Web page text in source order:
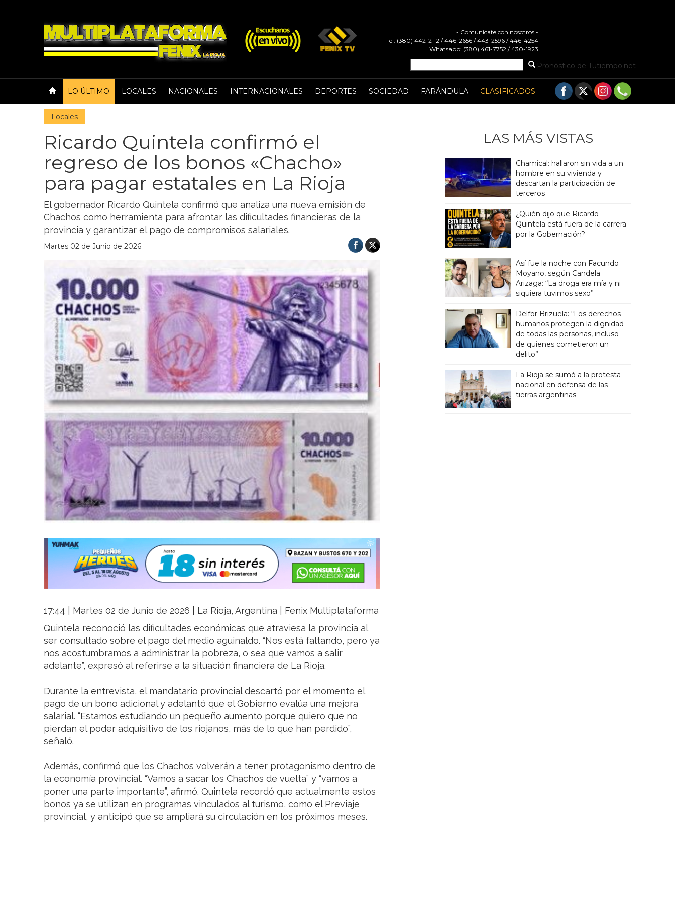
- Comunicate con nosotros -
Tel: (380) 442-2112 / 446-2656 / 443-2596 / 446-4254
Whatsapp: (380) 461-7752 / 430-1923
Pronóstico de Tutiempo.net
LO ÚLTIMO LOCALES NACIONALES INTERNACIONALES DEPORTES SOCIEDAD FARÁNDULA CLASIFICADOS
Locales
Ricardo Quintela confirmó el
regreso de los bonos «Chacho»
para pagar estatales en La Rioja
El gobernador Ricardo Quintela confirmó que analiza una nueva emisión de
Chachos como herramienta para afrontar las dificultades financieras de la
provincia y garantizar el pago de compromisos salariales.
Martes 02 de Junio de 2026
17:44 | Martes 02 de Junio de 2026 | La Rioja, Argentina | Fenix Multiplataforma
Quintela reconoció las dificultades económicas que atraviesa la provincia al
ser consultado sobre el pago del medio aguinaldo. “Nos está faltando, pero ya
nos acostumbramos a administrar la pobreza, o sea que vamos a salir
adelante”, expresó al referirse a la situación financiera de La Rioja.
Durante la entrevista, el mandatario provincial descartó por el momento el
pago de un bono adicional y adelantó que el Gobierno evalúa una mejora
salarial. “Estamos estudiando un pequeño aumento porque quiero que no
pierdan el poder adquisitivo de los riojanos, más de lo que han perdido”,
señaló.
Además, confirmó que los Chachos volverán a tener protagonismo dentro de
la economía provincial. “Vamos a sacar los Chachos de vuelta” y “vamos a
poner una parte importante”, afirmó. Quintela recordó que actualmente estos
bonos ya se utilizan en programas vinculados al turismo, como el Previaje
provincial, y anticipó que se ampliará su circulación en los próximos meses.
LAS MÁS VISTAS
Chamical: hallaron sin vida a un
hombre en su vivienda y
descartan la participación de
terceros
¿Quién dijo que Ricardo
Quintela está fuera de la carrera
por la Gobernación?
Así fue la noche con Facundo
Moyano, según Candela
Arizaga: “La droga era mía y ni
siquiera tuvimos sexo”
Delfor Brizuela: “Los derechos
humanos protegen la dignidad
de todas las personas, incluso
de quienes cometieron un
delito”
La Rioja se sumó a la protesta
nacional en defensa de las
tierras argentinas